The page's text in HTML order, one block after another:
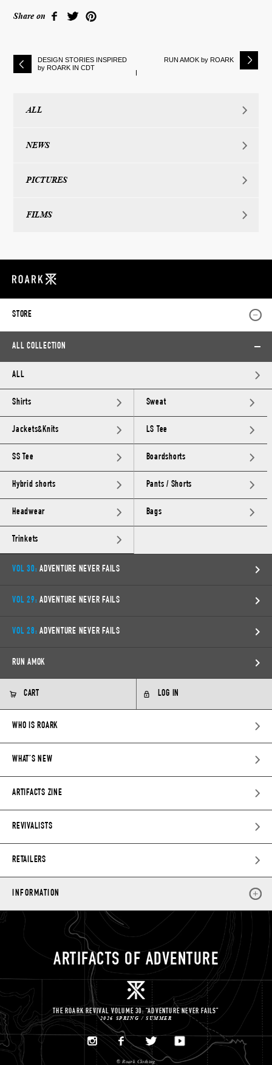
Share on
DESIGN STORIES INSPIRED
by ROARK IN CDT
RUN AMOK by ROARK
ALL
NEWS
PICTURES
FILMS
STORE
ALL COLLECTION
ALL
Shirts Sweat
Jackets&Knits LS Tee
SS Tee Boardshorts
Hybrid shorts Pants / Shorts
Headwear Bags
Trinkets
VOL 30: ADVENTURE NEVER FAILS
VOL 29: ADVENTURE NEVER FAILS
VOL 28: ADVENTURE NEVER FAILS
RUN AMOK
CART LOG IN
WHO IS ROARK
WHAT’S NEW
ARTIFACTS ZINE
REVIVALISTS
RETAILERS
INFORMATION
ARTIFACTS OF ADVENTURE
THE ROARK REVIVAL VOLUME 30: “ADVENTURE NEVER FAILS”
2026 SPRING / SUMMER
© Roark Clothing